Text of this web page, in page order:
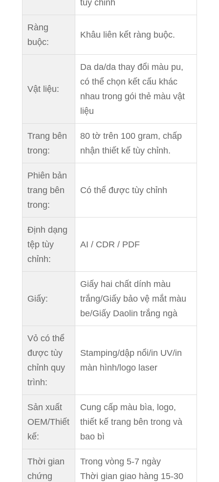
tùy chỉnh
Ràng
buộc:
Khâu liên kết ràng buộc.
Vật liệu:
Da da/da thay đổi màu pu,
có thể chọn kết cấu khác
nhau trong gói thẻ màu vật
liệu
Trang bên
trong:
80 tờ trên 100 gram, chấp
nhận thiết kế tùy chỉnh.
Phiên bản
trang bên
trong:
Có thể được tùy chỉnh
Định dạng
tệp tùy
chỉnh:
AI / CDR / PDF
Giấy:
Giấy hai chất dính màu
trắng/Giấy bảo vệ mắt màu
be/Giấy Daolin trắng ngà
Vỏ có thể
được tùy
chỉnh quy
trình:
Stamping/dập nổi/in UV/in
màn hình/logo laser
Sản xuất
OEM/Thiết
kế:
Cung cấp màu bìa, logo,
thiết kế trang bên trong và
bao bì
Thời gian
chứng
Trong vòng 5-7 ngày
Thời gian giao hàng 15-30